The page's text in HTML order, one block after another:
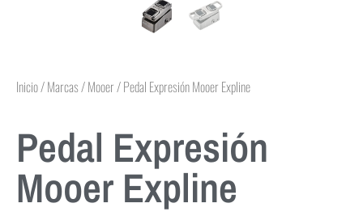
Inicio/Marcas/Mooer/ Pedal Expresión Mooer Expline
Pedal Expresión
Mooer Expline